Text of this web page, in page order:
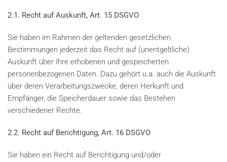
2.1. Recht auf Auskunft, Art. 15 DSGVO
Sie haben im Rahmen der geltenden gesetzlichen
Bestimmungen jederzeit das Recht auf (unentgeltliche)
Auskunft über Ihre erhobenen und gespeicherten
personenbezogenen Daten. Dazu gehört u.a. auch die Auskunft
über deren Verarbeitungszwecke, deren Herkunft und
Empfänger, die Speicherdauer sowie das Bestehen
verschiedener Rechte.
2.2. Recht auf Berichtigung, Art. 16 DSGVO
Sie haben ein Recht auf Berichtigung und/oder